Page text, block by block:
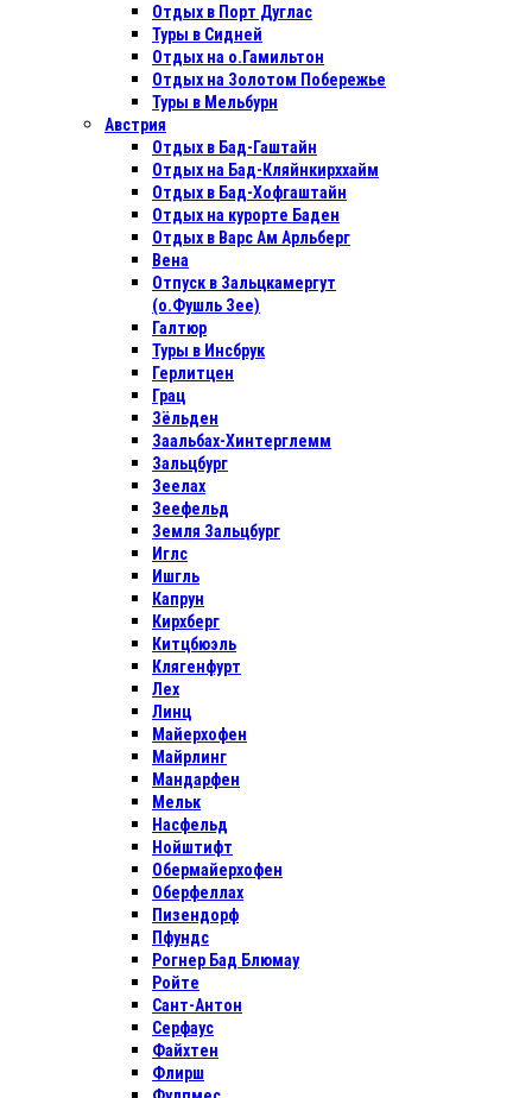
Отдых в Порт Дуглас
Туры в Сидней
Отдых на о.Гамильтон
Отдых на Золотом Побережье
Туры в Мельбурн
Австрия
Отдых в Бад-Гаштайн
Отдых на Бад-Кляйнкирххайм
Отдых в Бад-Хофгаштайн
Отдых на курорте Баден
Отдых в Варс Ам Арльберг
Вена
Отпуск в Зальцкамергут
(о.Фушль Зее)
Галтюр
Туры в Инсбрук
Герлитцен
Грац
Зёльден
Заальбах-Хинтерглемм
Зальцбург
Зеелах
Зеефельд
Земля Зальцбург
Иглс
Ишгль
Капрун
Кирхберг
Китцбюэль
Клягенфурт
Лех
Линц
Майерхофен
Майрлинг
Мандарфен
Мельк
Насфельд
Нойштифт
Обермайерхофен
Оберфеллах
Пизендорф
Пфундс
Рогнер Бад Блюмау
Ройте
Сант-Антон
Серфаус
Файхтен
Флирш